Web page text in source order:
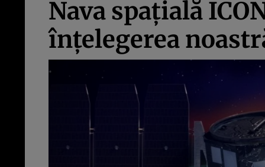
Nava spaţială
înţelegerea